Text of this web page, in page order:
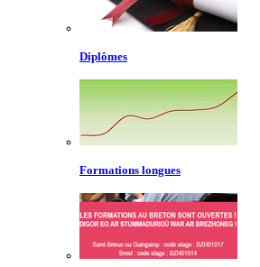
Diplômes
Formations longues